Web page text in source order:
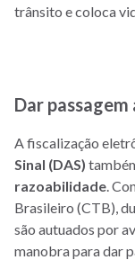
trânsito e coloca
Dar
A fiscalização
Sinal (DAS)
razoabilidade.
Brasileiro (CTB),
são autuados por
manobra para dar